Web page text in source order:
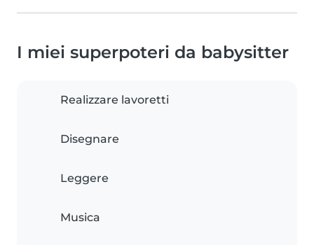
I miei superpoteri da babysitter
Realizzare lavoretti
Disegnare
Leggere
Musica